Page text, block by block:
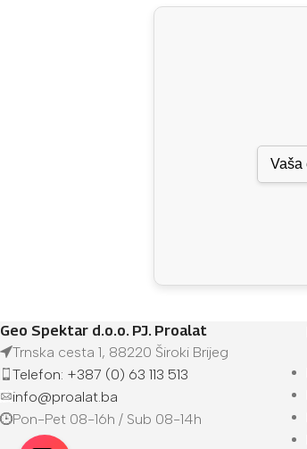
Geo Spektar d.o.o. PJ. Proalat
Trnska cesta 1, 88220 Široki Brijeg
Telefon: +387 (0) 63 113 513
info@proalat.ba
Pon-Pet 08-16h / Sub 08-14h